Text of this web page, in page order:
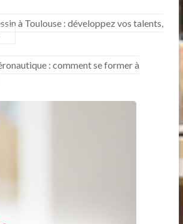
à Toulouse : développez vos talents,
: comment se former à